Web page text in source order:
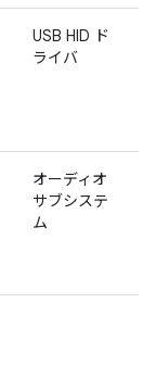
USB HID ド
ライバ
オーディオ
サブシステ
ム